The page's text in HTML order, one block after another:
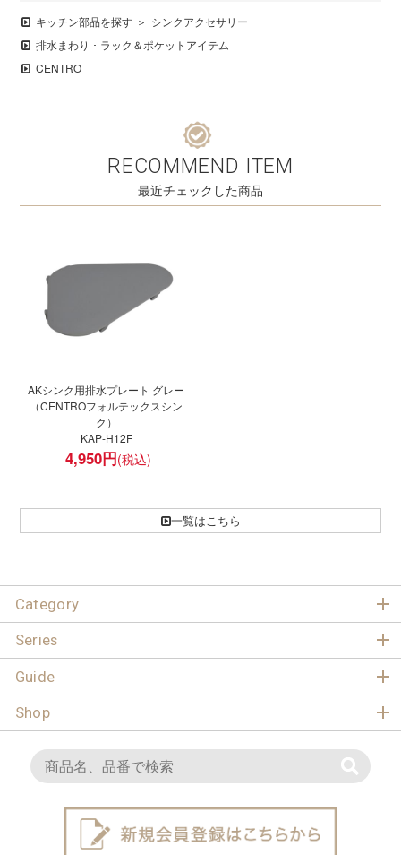
キッチン部品を探す
シンクアクセサリー
排水まわり ･ ラック＆ポケットアイテム
CENTRO
RECOMMEND ITEM
最近チェックした商品
AKシンク用排水プレート グレー
（CENTROフォルテックスシン
ク）
KAP-H12F
4,950円
一覧はこちら
Category
Series
Guide
Shop